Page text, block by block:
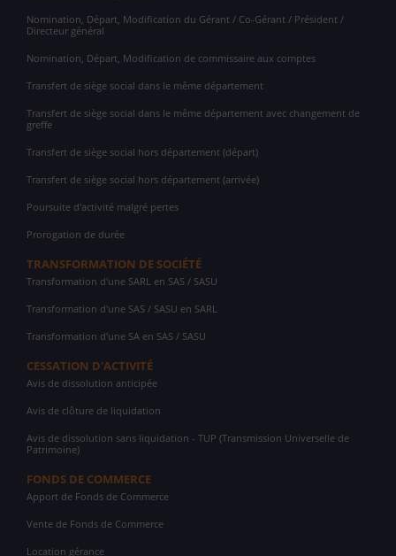
Nomination, Départ, Modification du Gérant / Co-Gérant / Président /
Directeur général
Nomination, Départ, Modification de commissaire aux comptes
Transfert de siège social dans le même département
Transfert de siège social dans le même département avec changement de
greffe
Transfert de siège social hors département (départ)
Transfert de siège social hors département (arrivée)
Poursuite d'activité malgré pertes
Prorogation de durée
TRANSFORMATION DE SOCIÉTÉ
Transformation d'une SARL en SAS / SASU
Transformation d'une SAS / SASU en SARL
Transformation d'une SA en SAS / SASU
CESSATION D'ACTIVITÉ
Avis de dissolution anticipée
Avis de clôture de liquidation
Avis de dissolution sans liquidation - TUP (Transmission Universelle de
Patrimoine)
FONDS DE COMMERCE
Apport de Fonds de Commerce
Vente de Fonds de Commerce
Location gérance